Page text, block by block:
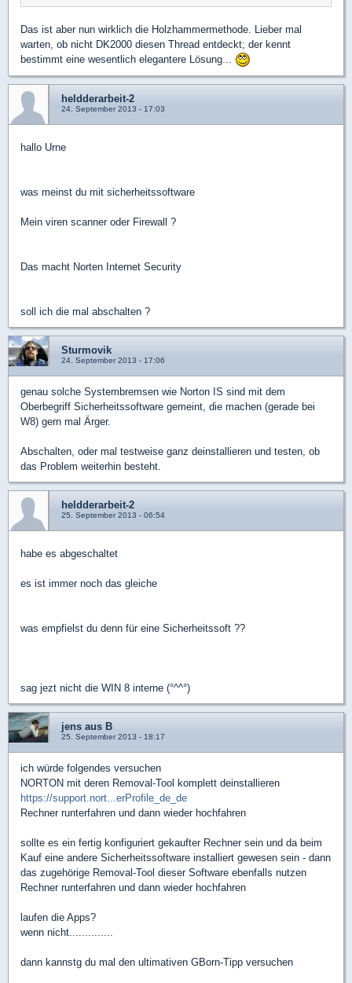
Das ist aber nun wirklich die Holzhammermethode. Lieber mal
warten, ob nicht DK2000 diesen Thread entdeckt; der kennt
bestimmt eine wesentlich elegantere Lösung...
heldderarbeit-2
24. September 2013 - 17:03
hallo Urne
was meinst du mit sicherheitssoftware
Mein viren scanner oder Firewall ?
Das macht Norten Internet Security
soll ich die mal abschalten ?
Sturmovik
24. September 2013 - 17:06
genau solche Systembremsen wie Norton IS sind mit dem
Oberbegriff Sicherheitssoftware gemeint, die machen (gerade bei
W8) gern mal Ärger.
Abschalten, oder mal testweise ganz deinstallieren und testen, ob
das Problem weiterhin besteht.
heldderarbeit-2
25. September 2013 - 06:54
habe es abgeschaltet
es ist immer noch das gleiche
was empfielst du denn für eine Sicherheitssoft ??
sag jezt nicht die WIN 8 interne (°^^°)
jens aus B
25. September 2013 - 18:17
ich würde folgendes versuchen
NORTON mit deren Removal-Tool komplett deinstallieren
https://support.nort...erProfile_de_de
Rechner runterfahren und dann wieder hochfahren
sollte es ein fertig konfiguriert gekaufter Rechner sein und da beim
Kauf eine andere Sicherheitssoftware installiert gewesen sein - dann
das zugehörige Removal-Tool dieser Software ebenfalls nutzen
Rechner runterfahren und dann wieder hochfahren
laufen die Apps?
wenn nicht..............
dann kannstg du mal den ultimativen GBorn-Tipp versuchen